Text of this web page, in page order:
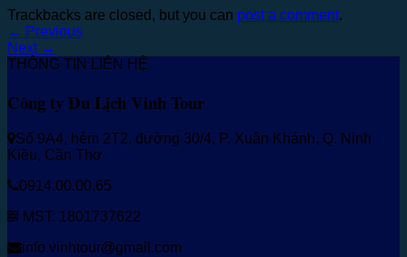
Trackbacks are closed, but you can post a comment.
← Previous
Next →
THÔNG TIN LIÊN HỆ
Công ty Du Lịch Vinh Tour
Số 9A4, hẻm 2T2, đường 30/4, P. Xuân Khánh, Q. Ninh
Kiều, Cần Thơ
0914.00.00.65
MST: 1801737622
info.vinhtour@gmail.com